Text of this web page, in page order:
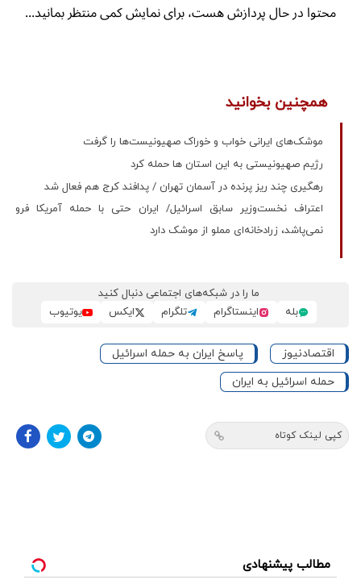
همچنین بخوانید
موشک‌های ایرانی خواب و خوراک صهیونیست‌ها را گرفت
رژیم صهیونیستی به این استان ها حمله کرد
رهگیری چند ریز پرنده در آسمان تهران / پدافند کرج هم فعال شد
اعتراف نخست‌وزیر سابق اسرائیل/ ایران حتی با حمله آمریکا فرو
نمی‌پاشد، زرادخانه‌ای مملو از موشک دارد
ما را در شبکه‌های اجتماعی دنبال کنید
بله
اینستاگرام تلگرام ایکس یوتیوب
اقتصادنیوز
پاسخ ایران به حمله اسرائیل
حمله اسرائیل به ایران
کپی لینک کوتاه
مطالب پیشنهادی